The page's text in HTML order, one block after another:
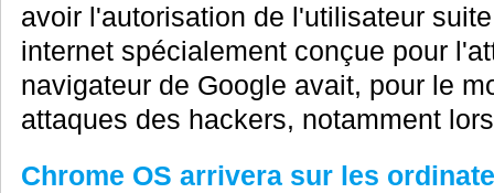
avoir l'autorisation de l'utilisateur
internet spécialement conçue pour
navigateur de Google avait, pour le
attaques des hackers, notamment
Chrome OS arrivera sur les